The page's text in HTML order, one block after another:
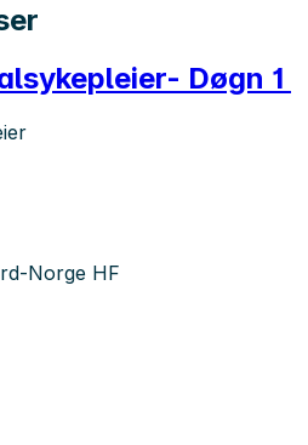
Døgn 1
Norge HF